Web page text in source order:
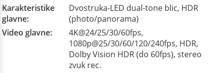
Karakteristike
glavne:
Dvostruka-LED dual-tone blic, HDR
(photo/panorama)
Video glavne:
4K@24/25/30/60fps,
1080p@25/30/60/120/240fps, HDR,
Dolby Vision HDR (do 60fps), stereo
zvuk rec.